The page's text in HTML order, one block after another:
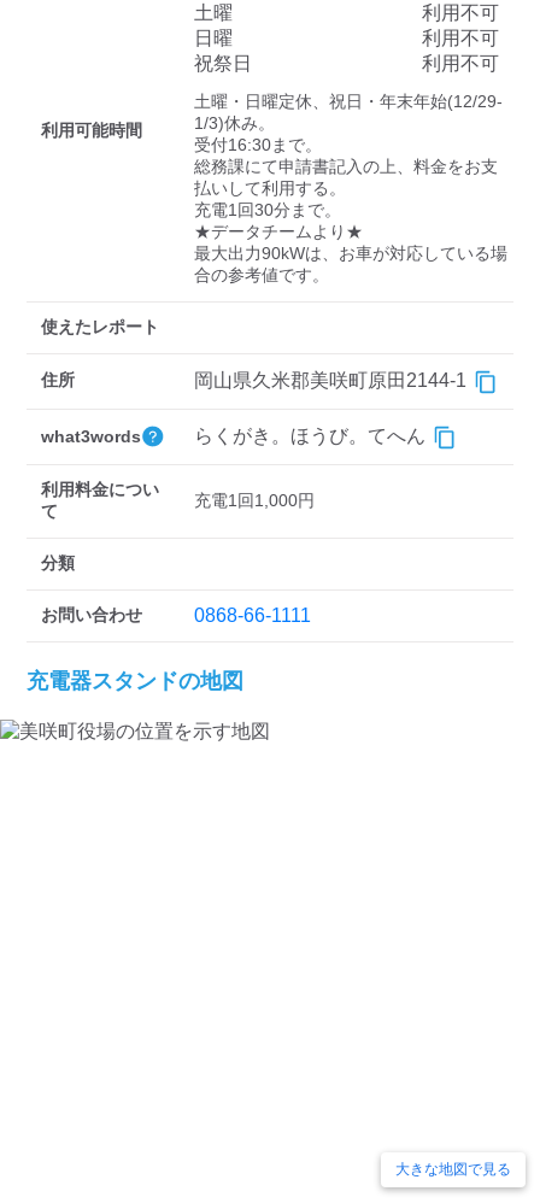
三菱ディーラーを表示
日産ディーラーを表示
中速-20kW-以上 急速-44kW-以上
検索する
利用可能時間
土曜
利用不可
日曜
利用不可
祝祭日
利用不可
土曜・日曜定休、祝日・年末年始(12/29-
1/3)休み。
受付16:30まで。
総務課にて申請書記入の上、料金をお支
払いして利用する。
充電1回30分まで。
★データチームより★
最大出力90kWは、お車が対応している場
使えたレポート
住所 岡山県久米郡美咲町原田2144-1
what3words らくがき。ほうび。てへん
利用料金につい
て
充電1回1,000円
分類
お問い合わせ 0868-66-1111
充電器スタンドの地図
大きな地図で見る